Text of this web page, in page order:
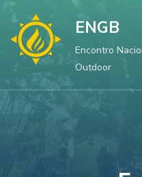
Skip
content
(Press
ENGB
Encontro
Outdoor